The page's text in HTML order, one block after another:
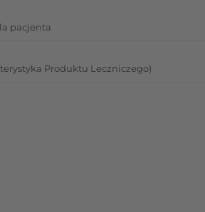
pacjenta
Produktu Leczniczego)